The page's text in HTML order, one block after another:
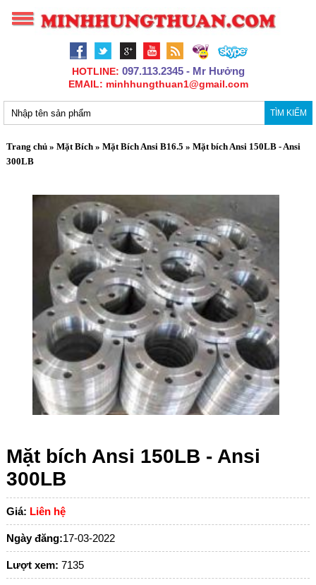
HOTLINE: 097.113.2345 - Mr Hưởng
EMAIL: minhhungthuan1@gmail.com
TÌM KIẾM
Trang chủ »Mặt Bích»Mặt Bích Ansi B16.5 »Mặt bích Ansi 150LB - Ansi
300LB
Mặt bích Ansi 150LB - Ansi
300LB
Giá: Liên hệ
Ngày đăng:17-03-2022
Lượt xem: 7135